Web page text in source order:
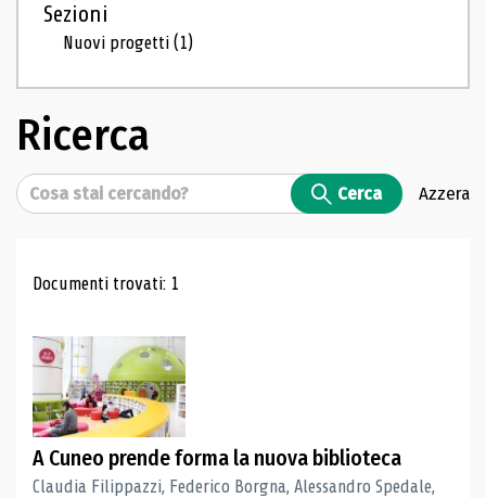
Sezioni
Nuovi progetti(1)
Ricerca
Cerca Cerca Azzera
Risultati di ricerca
Documenti trovati: 1
A Cuneo prende forma la nuova biblioteca
Claudia Filippazzi, Federico Borgna, Alessandro Spedale,